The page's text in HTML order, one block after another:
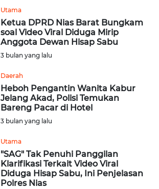
Utama
Ketua DPRD Nias Barat Bungkam
soal Video Viral Diduga Mirip
Anggota Dewan Hisap Sabu
3 bulan yang lalu
Daerah
Heboh Pengantin Wanita Kabur
Jelang Akad, Polisi Temukan
Bareng Pacar di Hotel
3 bulan yang lalu
Utama
"SAG" Tak Penuhi Panggilan
Klarifikasi Terkait Video Viral
Diduga Hisap Sabu, Ini Penjelasan
Polres Nias